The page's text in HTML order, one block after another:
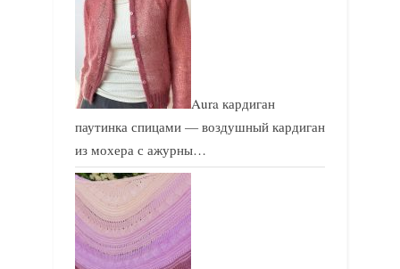
Aura кардиган
паутинка спицами — воздушный кардиган
из мохера с ажурны…